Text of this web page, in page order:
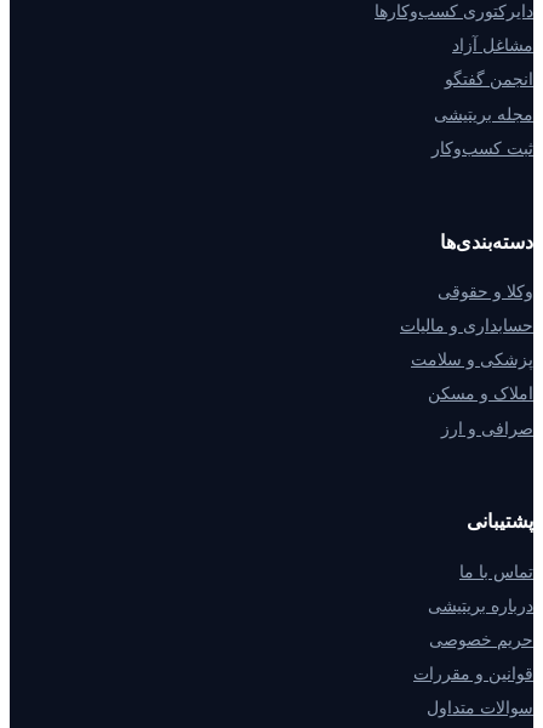
دایرکتوری کسب‌وکارها
مشاغل آزاد
انجمن گفتگو
مجله بریتیشی
ثبت کسب‌وکار
دسته‌بندی‌ها
وکلا و حقوقی
حسابداری و مالیات
پزشکی و سلامت
املاک و مسکن
صرافی و ارز
پشتیبانی
تماس با ما
درباره بریتیشی
حریم خصوصی
قوانین و مقررات
سوالات متداول